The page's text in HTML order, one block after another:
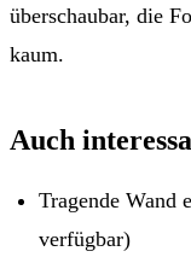
überschaubar, die
kaum.
Auch
Tragende Wand
verfügbar)